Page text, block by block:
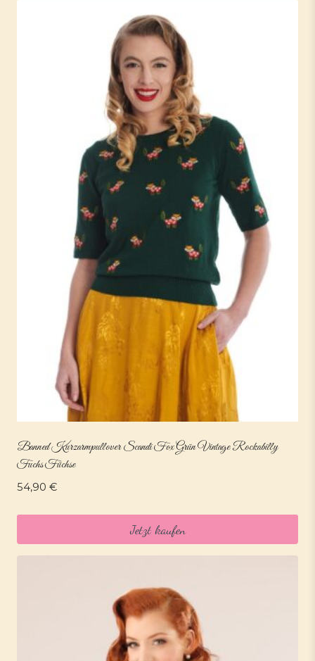
Banned Kurzarmpullover Scandi Fox Grün Vintage Rockabilly
Fuchs Füchse
54,90 €
Jetzt kaufen